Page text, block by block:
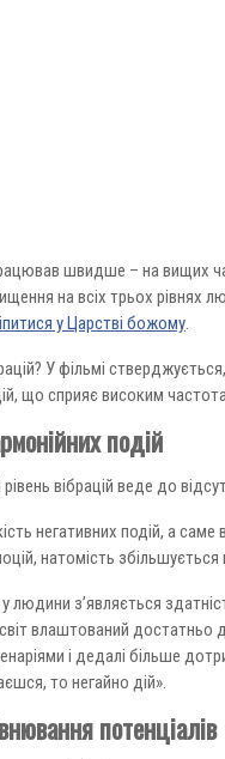
швидше – на вищих
на всіх трьох рівнях
у Царстві божому.
У фільмі
що сприяє високим
подій
вібрацій веде до
негативних подій, а
натомість збільшується
у людини з’являється
влаштований
і дедалі більше
то негайно дій».
потенціалів